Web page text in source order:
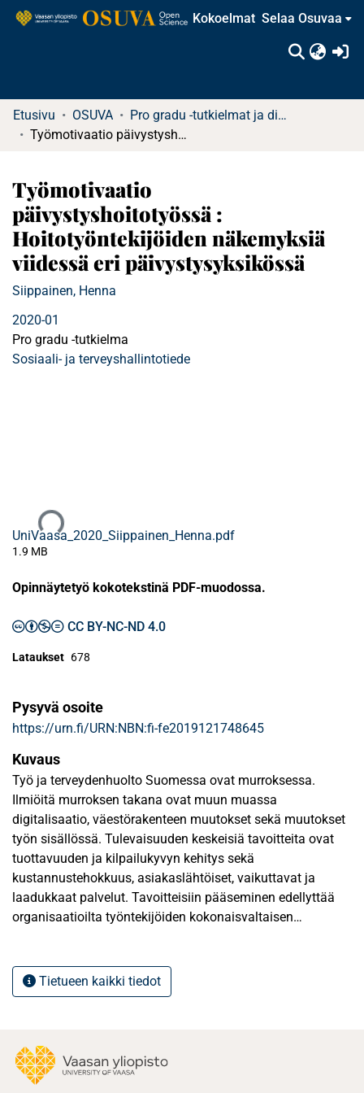
Kokoelmat Selaa Osuvaa
Etusivu OSUVA
Pro gradu -tutkielmat ja diplomityöt
Työmotivaatio päivystyshoitotyössä : Hoitotyöntekijöiden näkemyksiä viidessä eri päivystysyksikössä
Työmotivaatio
päivystyshoitotyössä :
Hoitotyöntekijöiden näkemyksiä
viidessä eri päivystysyksikössä
Siippainen, Henna
2020-01
Pro gradu -tutkielma
Sosiaali- ja terveyshallintotiede
Ladataan...
UniVaasa_2020_Siippainen_Henna.pdf
1.9 MB
Opinnäytetyö kokotekstinä PDF-muodossa.
CC BY-NC-ND 4.0
Lataukset 678
Pysyvä osoite
https://urn.fi/URN:NBN:fi-fe2019121748645
Kuvaus
Työ ja terveydenhuolto Suomessa ovat murroksessa.
Ilmiöitä murroksen takana ovat muun muassa
digitalisaatio, väestörakenteen muutokset sekä muutokset
työn sisällössä. Tulevaisuuden keskeisiä tavoitteita ovat
tuottavuuden ja kilpailukyvyn kehitys sekä
kustannustehokkuus, asiakaslähtöiset, vaikuttavat ja
laadukkaat palvelut. Tavoitteisiin pääseminen edellyttää
organisaatioilta työntekijöiden kokonaisvaltaisen
Terveydenhuollossa muutokset aiheuttavat uuden
tyyppisiä vaatimuksia henkilöstön muutosvalmiudessa.
Tulevaisuuden työelämän kannalta sisäisesti
motivoituneet ja itseohjautuvat yksilöt ovat erittäin tärkeitä.
Tietueen kaikki tiedot